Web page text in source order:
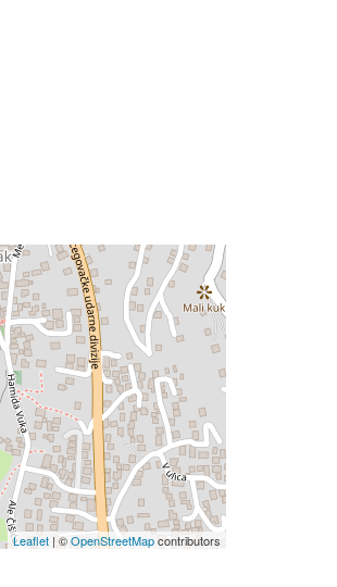
Leaflet | ©OpenStreetMapcontributors